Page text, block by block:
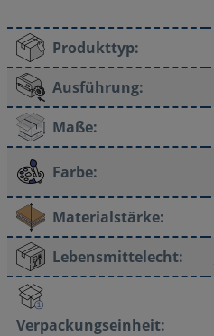
Produkttyp:
Ausführung:
Maße:
Farbe:
Materialstärke:
Lebensmittelecht:
Verpackungseinheit: